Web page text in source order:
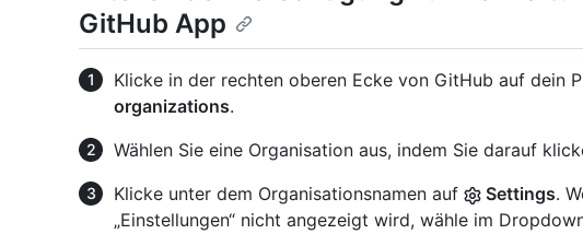
GitHub App
Klicke in der rechten oberen Ecke von GitHub auf dein
organizations.
Wählen Sie eine Organisation aus, indem Sie darauf
Klicke unter dem Organisationsnamen auf
Settings.
„Einstellungen“ nicht angezeigt wird, wähle im